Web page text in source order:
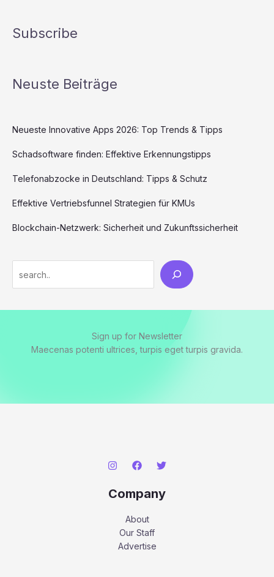
Subscribe
Neuste Beiträge
Neueste Innovative Apps 2026: Top Trends & Tipps
Schadsoftware finden: Effektive Erkennungstipps
Telefonabzocke in Deutschland: Tipps & Schutz
Effektive Vertriebsfunnel Strategien für KMUs
Blockchain-Netzwerk: Sicherheit und Zukunftssicherheit
Sign up for Newsletter
Maecenas potenti ultrices, turpis eget turpis gravida.
Company
About
Our Staff
Advertise